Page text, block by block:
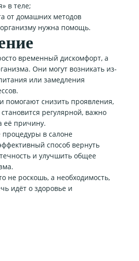
в теле;
от домашних методов
нужна помощь.
временный дискомфорт, а
Они могут возникать из-
или замедления
помогают снизить проявления,
регулярной, важно
её причину.
в салоне
способ вернуть
и улучшить общее
не роскошь, а необходимость,
идёт о здоровье и